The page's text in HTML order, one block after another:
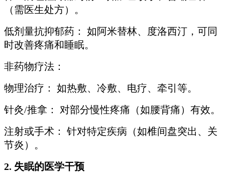
（需医生处方）。
低剂量抗抑郁药： 如阿米替林、度洛西汀，可同
时改善疼痛和睡眠。
非药物疗法：
物理治疗： 如热敷、冷敷、电疗、牵引等。
针灸/推拿： 对部分慢性疼痛（如腰背痛）有效。
注射或手术： 针对特定疾病（如椎间盘突出、关
节炎）。
2. 失眠的医学干预